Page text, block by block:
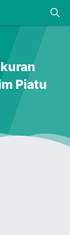
Piatu